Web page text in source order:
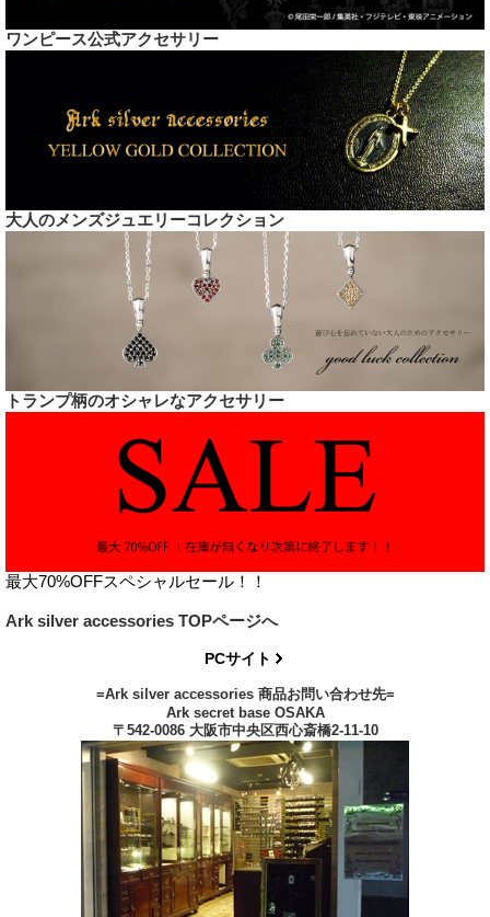
ワンピース公式アクセサリー
大人のメンズジュエリーコレクション
トランプ柄のオシャレなアクセサリー
最大70%OFFスペシャルセール！！
Ark silver accessories TOPページへ
PCサイト
=Ark silver accessories 商品お問い合わせ先=
Ark secret base OSAKA
〒542-0086 大阪市中央区西心斎橋2-11-10